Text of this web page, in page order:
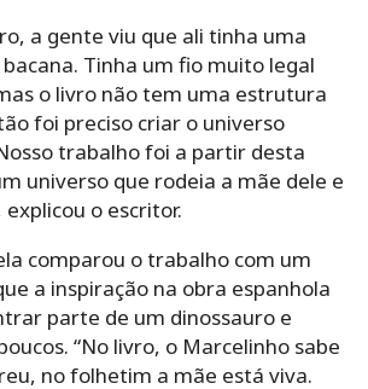
a gente viu que ali tinha uma
Tinha um fio muito legal
o livro não tem uma estrutura
foi preciso criar o universo
trabalho foi a partir desta
universo que rodeia a mãe dele e
o escritor.
comparou o trabalho com um
a inspiração na obra espanhola
parte de um dinossauro e
“No livro, o Marcelinho sabe
no folhetim a mãe está viva.